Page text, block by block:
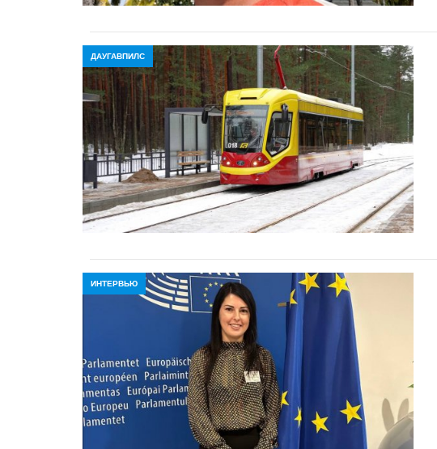
ДАУГАВПИЛС
ИНТЕРВЬЮ